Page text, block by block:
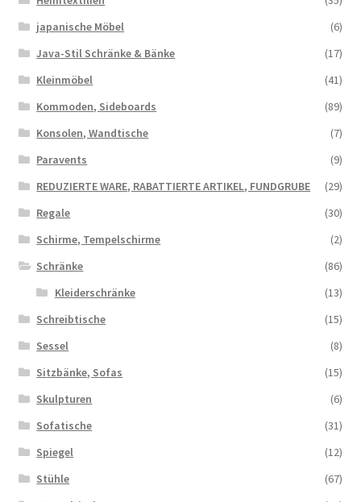
japanische Möbel
(6)
Java-Stil Schränke & Bänke
(17)
Kleinmöbel
(41)
Kommoden, Sideboards
(89)
Konsolen, Wandtische
(7)
Paravents
(9)
REDUZIERTE WARE, RABATTIERTE ARTIKEL, FUNDGRUBE
(29)
Regale
(30)
Schirme, Tempelschirme
(2)
Schränke
(86)
Kleiderschränke
(13)
Schreibtische
(15)
Sessel
(8)
Sitzbänke, Sofas
(15)
Skulpturen
(6)
Sofatische
(31)
Spiegel
(12)
Stühle
(67)